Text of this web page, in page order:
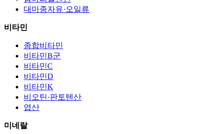
대마종자유·오일류
비타민
종합비타민
비타민B군
비타민C
비타민D
비타민K
비오틴·판토텐산
엽산
미네랄